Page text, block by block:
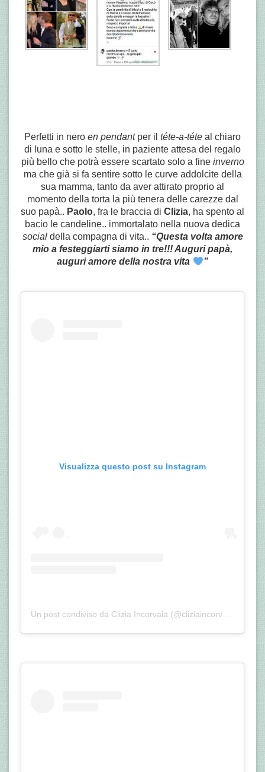
Perfetti in nero en pendantper il téte-a-téte al chiaro
di luna e sotto le stelle, in paziente attesa del regalo
più bello che potrà essere scartato solo a fineinverno
ma che già si fa sentire sotto le curve addolcite della
sua mamma, tanto da aver attirato proprio al
momento della torta la più tenera delle carezze dal
suo papà.. Paolo, fra le braccia di Clizia, ha spento al
bacio le candeline.. immortalato nella nuova dedica
social della compagna di vita.. “Questa volta amore
mio a festeggiarti siamo in tre!!! Auguri papà,
auguri amore della nostra vita
”
Visualizza questo post su Instagram